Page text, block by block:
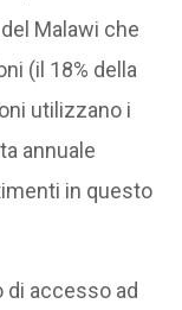
Malawi che
(il 18% della
utilizzano i
annuale
in questo
di accesso ad